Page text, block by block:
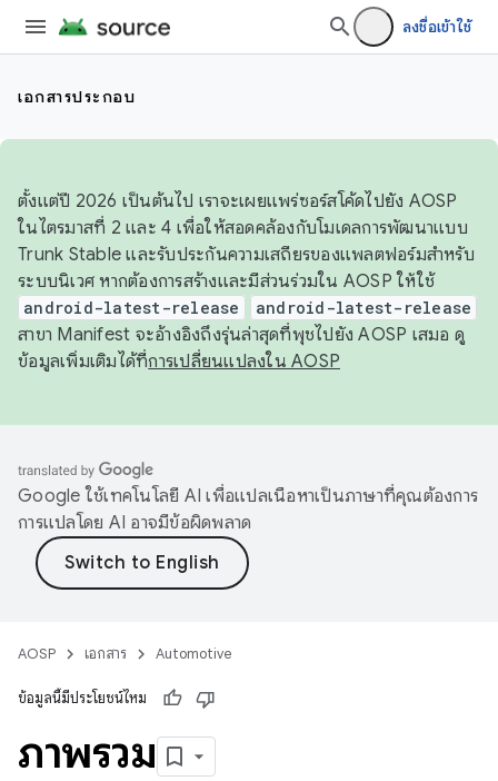
ลงชื่อเข้าใช้
เอกสารประกอบ
ตั้งแต่ปี 2026 เป็นต้นไป เราจะเผยแพร่ซอร์สโค้ดไปยัง AOSP
ในไตรมาสที่ 2 และ 4 เพื่อให้สอดคล้องกับโมเดลการพัฒนาแบบ
Trunk Stable และรับประกันความเสถียรของแพลตฟอร์มสำหรับ
ระบบนิเวศ หากต้องการสร้างและมีส่วนร่วมใน AOSP ให้ใช้
android-latest-release android-latest-release
สาขา Manifest จะอ้างอิงถึงรุ่นล่าสุดที่พุชไปยัง AOSP เสมอ ดู
ข้อมูลเพิ่มเติมได้ที่การเปลี่ยนแปลงใน AOSP
Google ใช้เทคโนโลยี AI เพื่อแปลเนื้อหาเป็นภาษาที่คุณต้องการ
การแปลโดย AI อาจมีข้อผิดพลาด
AOSP เอกสาร Automotive
ข้อมูลนี้มีประโยชน์ไหม
ภาพรวม